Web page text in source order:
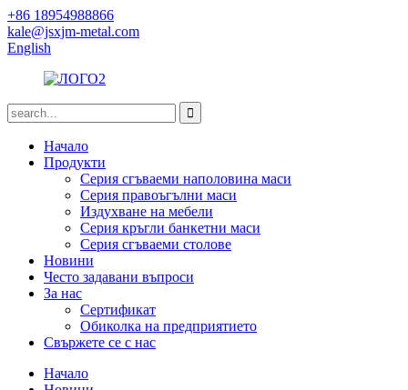
+86 18954988866
kale@jsxjm-metal.com
English
Начало
Продукти
Серия сгъваеми наполовина маси
Серия правоъгълни маси
Издухване на мебели
Серия кръгли банкетни маси
Серия сгъваеми столове
Новини
Често задавани въпроси
За нас
Сертификат
Обиколка на предприятието
Свържете се с нас
Начало